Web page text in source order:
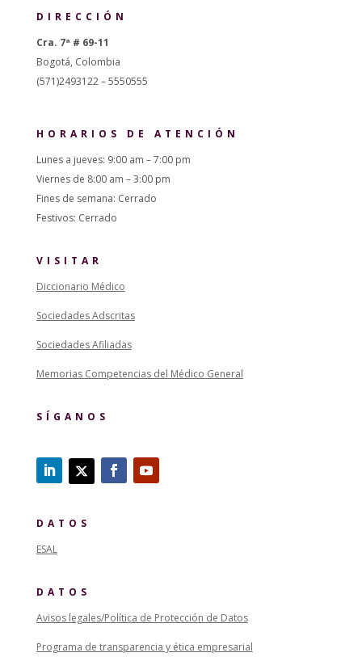
DIRECCIÓN
Cra. 7ª # 69-11
Bogotá, Colombia
(571)2493122 – 5550555
HORARIOS DE ATENCIÓN
Lunes a jueves: 9:00 am – 7:00 pm
Viernes de 8:00 am – 3:00 pm
Fines de semana: Cerrado
Festivos: Cerrado
VISITAR
Diccionario Médico
Sociedades Adscritas
Sociedades Afiliadas
Memorias Competencias del Médico General
SÍGANOS
DATOS
ESAL
DATOS
Avisos legales/Política de Protección de Datos
Programa de transparencia y ética empresarial